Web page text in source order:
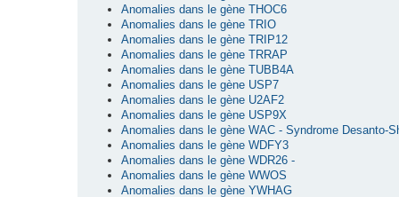
Anomalies dans le gène THOC6
Anomalies dans le gène TRIO
Anomalies dans le gène TRIP12
Anomalies dans le gène TRRAP
Anomalies dans le gène TUBB4A
Anomalies dans le gène USP7
Anomalies dans le gène U2AF2
Anomalies dans le gène USP9X
Anomalies dans le gène WAC - Syndrome Desanto-
Anomalies dans le gène WDFY3
Anomalies dans le gène WDR26 -
Anomalies dans le gène WWOS
Anomalies dans le gène YWHAG